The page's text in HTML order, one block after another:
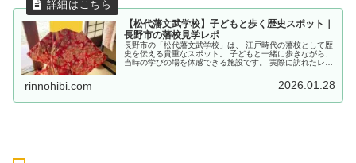
【松代藩文武学校】子どもと歩く歴史スポット｜
長野市の藩校見学レポ
長野市の「松代藩文武学校」は、 江戸時代の藩校として歴
史を伝える貴重なスポット。 子どもと一緒に歩きながら、
当時の学びの場を体感できる施設です。 実際に訪れたレポ
rinnohibi.com 2026.01.28